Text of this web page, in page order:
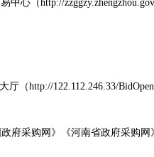
心（http://
厅（http://122.112.246.33/
府采购网》《河南省政府采购